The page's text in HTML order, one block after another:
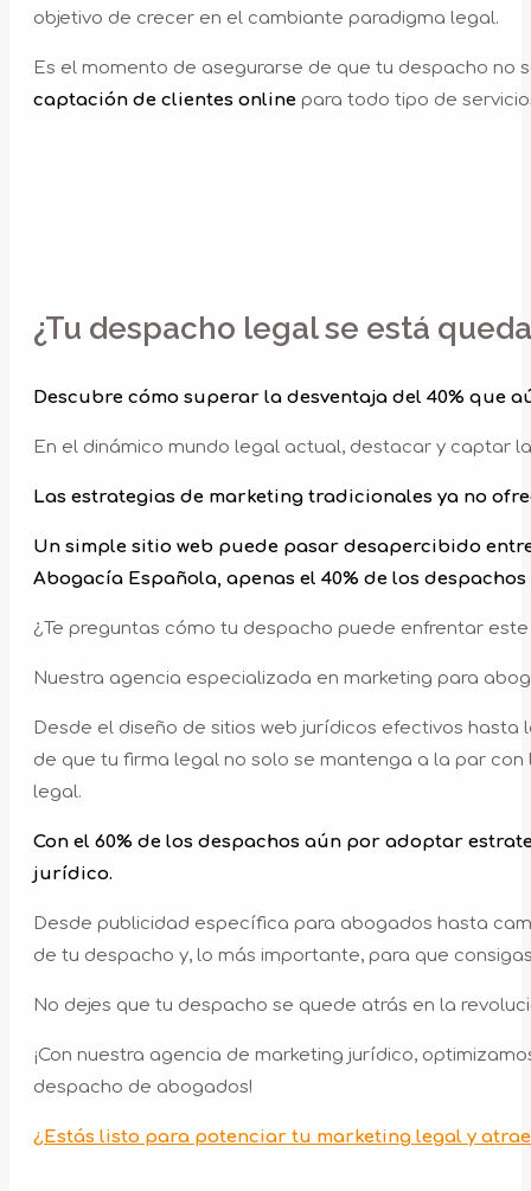
objetivo de crecer en el cambiante paradigma legal.
Es el momento de asegurarse de que tu despacho no
captación de clientes online para todo tipo de
¿Tu despacho legal se está
Descubre cómo superar la desventaja del 40% que
En el dinámico mundo legal actual, destacar y captar
Las estrategias de marketing tradicionales ya no
Un simple sitio web puede pasar desapercibido
Abogacía Española, apenas el 40% de los
¿Te preguntas cómo tu despacho puede enfrentar
Nuestra agencia especializada en marketing para
Desde el diseño de sitios web jurídicos efectivos
de que tu firma legal no solo se mantenga a la par
legal.
Con el 60% de los despachos aún por adoptar
jurídico.
Desde publicidad específica para abogados hasta
de tu despacho y, lo más importante, para que
No dejes que tu despacho se quede atrás en la
¡Con nuestra agencia de marketing jurídico,
despacho de abogados!
¿Estás listo para potenciar tu marketing legal y